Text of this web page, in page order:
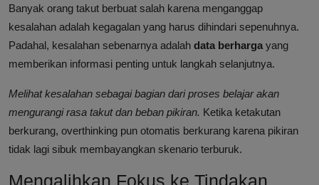
Banyak orang takut berbuat salah karena menganggap
kesalahan adalah kegagalan yang harus dihindari sepenuhnya.
Padahal, kesalahan sebenarnya adalah data berharga yang
memberikan informasi penting untuk langkah selanjutnya.
Melihat kesalahan sebagai bagian dari proses belajar akan
mengurangi rasa takut dan beban pikiran. Ketika ketakutan
berkurang, overthinking pun otomatis berkurang karena pikiran
tidak lagi sibuk membayangkan skenario terburuk.
Mengalihkan Fokus ke Tindakan